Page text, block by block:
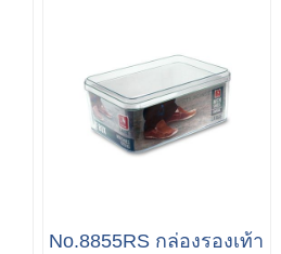
No.8855RS กล่องรองเท้า